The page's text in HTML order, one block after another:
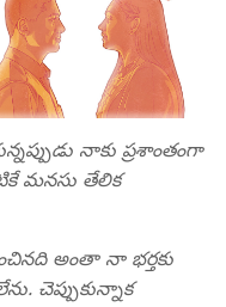
నాకు ప్రశాంతంగా
మనసు తేలిక
అంతా నా భర్తకు
చెప్పుకున్నాక